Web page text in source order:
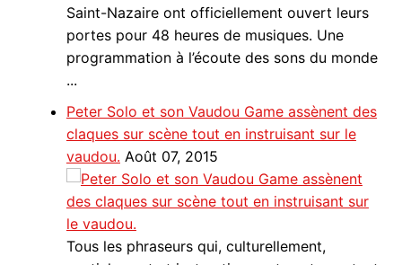
Saint-Nazaire ont officiellement ouvert leurs
portes pour 48 heures de musiques. Une
programmation à l’écoute des sons du monde
...
Peter Solo et son Vaudou Game assènent des
claques sur scène tout en instruisant sur le
vaudou. Août 07, 2015
Tous les phraseurs qui, culturellement,